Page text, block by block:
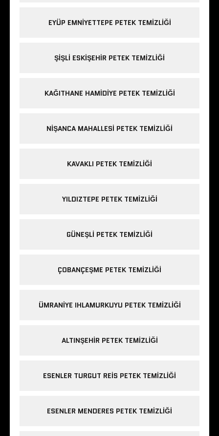
EYÜP EMNIYETTEPE PETEK TEMIZLIĞI
ŞIŞLI ESKIŞEHIR PETEK TEMIZLIĞI
KAĞITHANE HAMIDIYE PETEK TEMIZLIĞI
NIŞANCA MAHALLESI PETEK TEMIZLIĞI
KAVAKLI PETEK TEMIZLIĞI
YILDIZTEPE PETEK TEMIZLIĞI
GÜNEŞLI PETEK TEMIZLIĞI
ÇOBANÇEŞME PETEK TEMIZLIĞI
ÜMRANIYE IHLAMURKUYU PETEK TEMIZLIĞI
ALTINŞEHIR PETEK TEMIZLIĞI
ESENLER TURGUT REIS PETEK TEMIZLIĞI
ESENLER MENDERES PETEK TEMIZLIĞI